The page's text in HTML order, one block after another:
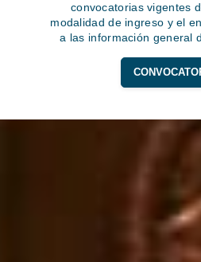
convocatorias vigentes
modalidad de ingreso y el
a las información general